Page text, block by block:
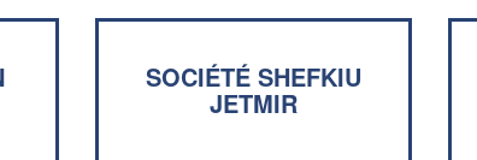
SOCIÉTÉ SHEFKIU
JETMIR